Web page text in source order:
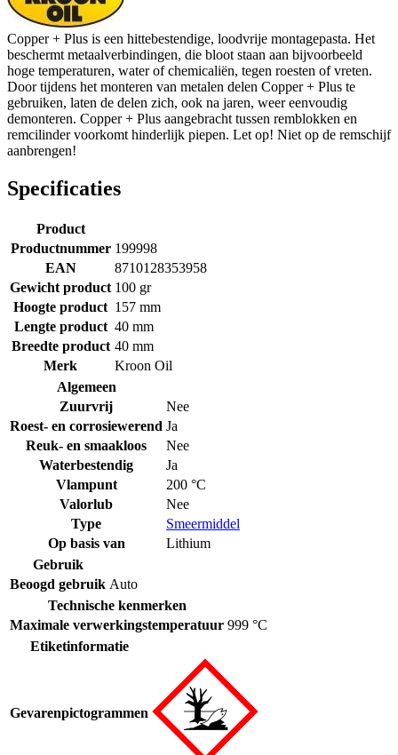
Copper + Plus is een hittebestendige, loodvrije montagepasta. Het
beschermt metaalverbindingen, die bloot staan aan bijvoorbeeld
hoge temperaturen, water of chemicaliën, tegen roesten of vreten.
Door tijdens het monteren van metalen delen Copper + Plus te
gebruiken, laten de delen zich, ook na jaren, weer eenvoudig
demonteren. Copper + Plus aangebracht tussen remblokken en
remcilinder voorkomt hinderlijk piepen. Let op! Niet op de remschijf
aanbrengen!
Specificaties
Product
Productnummer 199998
EAN
8710128353958
Gewicht product 100 gr
Hoogte product 157 mm
Lengte product 40 mm
Breedte product 40 mm
Merk
Kroon Oil
Algemeen
Zuurvrij
Nee
Roest- en corrosiewerend Ja
Reuk- en smaakloos
Nee
Waterbestendig
Ja
Vlampunt
200 °C
Valorlub
Nee
Type
Smeermiddel
Op basis van
Lithium
Gebruik
Beoogd gebruik Auto
Technische kenmerken
Maximale verwerkingstemperatuur 999 °C
Etiketinformatie
Gevarenpictogrammen